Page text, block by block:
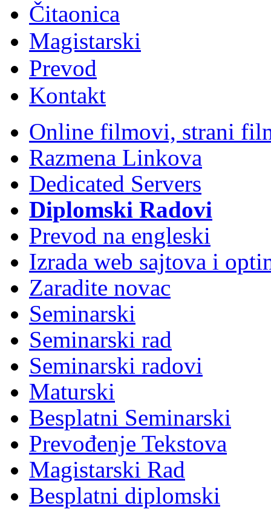
Čitaonica
Magistarski
Prevod
Kontakt
Online filmovi, strani
Razmena Linkova
Dedicated Servers
Diplomski Radovi
Prevod na engleski
Izrada web sajtova i
Zaradite novac
Seminarski
Seminarski rad
Seminarski radovi
Maturski
Besplatni Seminarski
Prevođenje Tekstova
Magistarski Rad
Besplatni diplomski